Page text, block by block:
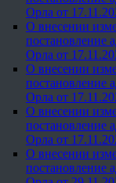
Орла от
О внесении
постановление
Орла от
О внесении
постановление
Орла от
О внесении
постановление
Орла от
О внесении
постановление